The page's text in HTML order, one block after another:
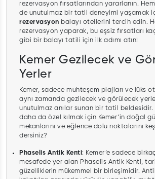
rezervasyon fırsatlarından yararlanın.
de unutulmaz bir tatil deneyimi yaşamak
rezervasyon balayı otellerini tercih edin.
rezervasyon yaparak, bu eşsiz fırsatları
gibi bir balayı tatili için ilk adımı atın!
Kemer Gezilecek ve
Yerler
Kemer, sadece muhteşem plajları ve lüks
aynı zamanda gezilecek ve görülecek
unutulmaz anılar sunan bir tatil beldesidir.
daha da özel kılmak için Kemer’in doğal
mekanlarını ve eğlence dolu noktalarını
dersiniz?
Phaselis Antik Kenti: Kemer’e sadece
mesafede yer alan Phaselis Antik Kenti,
güzelliklerin mükemmel bir birleşimidir.